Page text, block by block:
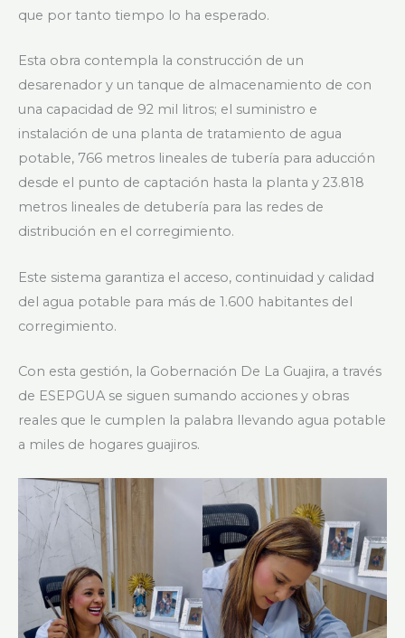
que por tanto tiempo lo ha esperado.
Esta obra contempla la construcción de un
desarenador y un tanque de almacenamiento de con
una capacidad de 92 mil litros; el suministro e
instalación de una planta de tratamiento de agua
potable, 766 metros lineales de tubería para aducción
desde el punto de captación hasta la planta y 23.818
metros lineales de detubería para las redes de
distribución en el corregimiento.
Este sistema garantiza el acceso, continuidad y calidad
del agua potable para más de 1.600 habitantes del
corregimiento.
Con esta gestión, la Gobernación De La Guajira, a través
de ESEPGUA se siguen sumando acciones y obras
reales que le cumplen la palabra llevando agua potable
a miles de hogares guajiros.